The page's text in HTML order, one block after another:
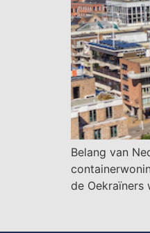
Belang van
de Oekraïners